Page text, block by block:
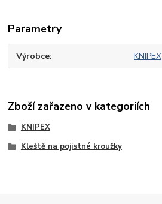
Parametry
Výrobce KNIPEX
Zboží zařazeno v kategoriích
KNIPEX
Kleště na pojistné kroužky